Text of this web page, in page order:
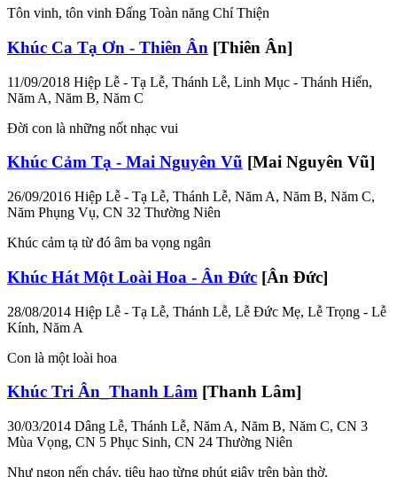
Tôn vinh, tôn vinh Đấng Toàn năng Chí Thiện
Khúc Ca Tạ Ơn - Thiên Ân [Thiên Ân]
11/09/2018 Hiệp Lễ - Tạ Lễ, Thánh Lễ, Linh Mục - Thánh Hiến,
Năm A, Năm B, Năm C
Đời con là những nốt nhạc vui
Khúc Cảm Tạ - Mai Nguyên Vũ [Mai Nguyên Vũ]
26/09/2016 Hiệp Lễ - Tạ Lễ, Thánh Lễ, Năm A, Năm B, Năm C,
Năm Phụng Vụ, CN 32 Thường Niên
Khúc cảm tạ từ đó âm ba vọng ngân
Khúc Hát Một Loài Hoa - Ân Đức [Ân Đức]
28/08/2014 Hiệp Lễ - Tạ Lễ, Thánh Lễ, Lễ Đức Mẹ, Lễ Trọng - Lễ
Kính, Năm A
Con là một loài hoa
Khúc Tri Ân_Thanh Lâm [Thanh Lâm]
30/03/2014 Dâng Lễ, Thánh Lễ, Năm A, Năm B, Năm C, CN 3
Mùa Vọng, CN 5 Phục Sinh, CN 24 Thường Niên
Như ngọn nến cháy, tiêu hao từng phút giây trên bàn thờ.